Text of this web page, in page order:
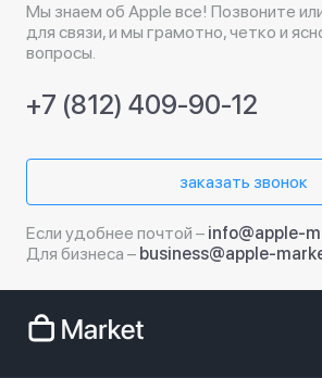
Мы знаем об Apple все! Позвоните
для связи, и мы грамотно, четко и
вопросы.
+7 (812) 409-90-12
заказать звонок
Если удобнее почтой – info@apple-
Для бизнеса – business@apple-